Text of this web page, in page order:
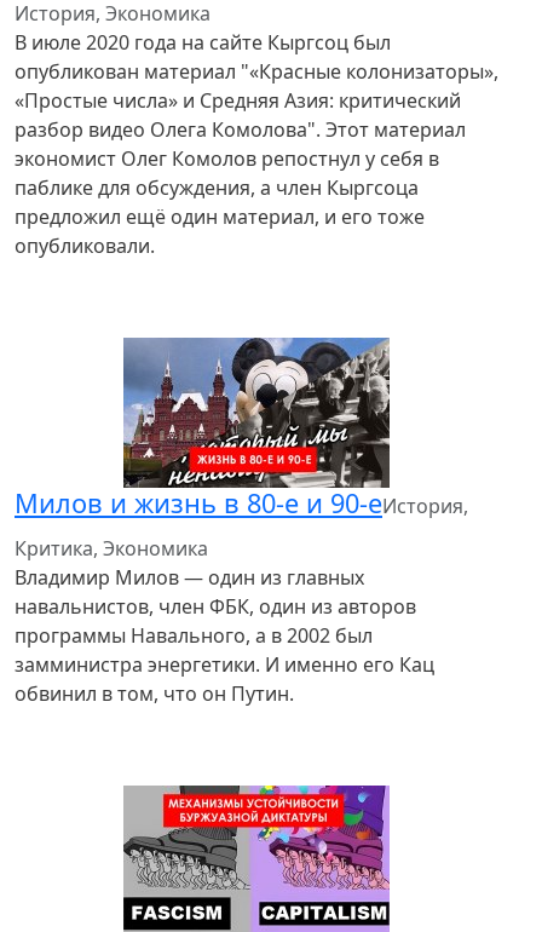
История, Экономика
В июле 2020 года на сайте Кыргсоц был
опубликован материал "«Красные колонизаторы»,
«Простые числа» и Средняя Азия: критический
разбор видео Олега Комолова". Этот материал
экономист Олег Комолов репостнул у себя в
паблике для обсуждения, а член Кыргсоца
предложил ещё один материал, и его тоже
опубликовали.
Милов и жизнь в 80-е и 90-еИстория,
Критика, Экономика
Владимир Милов — один из главных
навальнистов, член ФБК, один из авторов
программы Навального, а в 2002 был
замминистра энергетики. И именно его Кац
обвинил в том, что он Путин.